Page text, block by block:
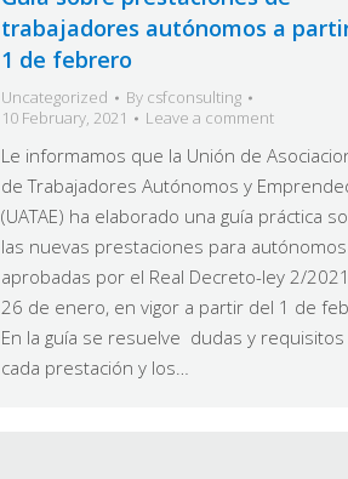
trabajadores autónomos a
1 de febrero
Uncategorized By csfconsulting
10 February, 2021
Leave a comment
Le informamos que la Unión de
de Trabajadores Autónomos y
(UATAE) ha elaborado una guía práctica
las nuevas prestaciones para autónomos
aprobadas por el Real Decreto-ley 2/
26 de enero, en vigor a partir del 1 de
En la guía se resuelve dudas y
cada prestación y los…